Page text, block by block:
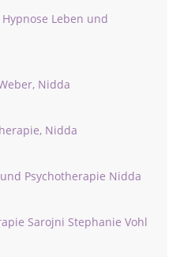
Leben und
Nidda
Nidda
Psychotherapie Nidda
Sarojni Stephanie Vohl